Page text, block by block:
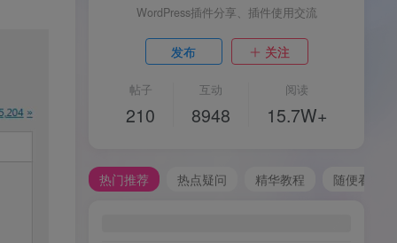
WordPress插件分享、插件使用交流
发布 关注
帖子
210
互动
8948
阅读
15.7W+
热门推荐 热点疑问 精华教程 随便看看